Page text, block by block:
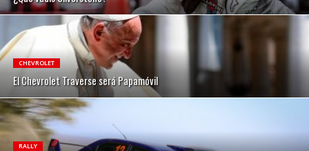
CHEVROLET
El Chevrolet Traverse será Papamóvil
RALLY